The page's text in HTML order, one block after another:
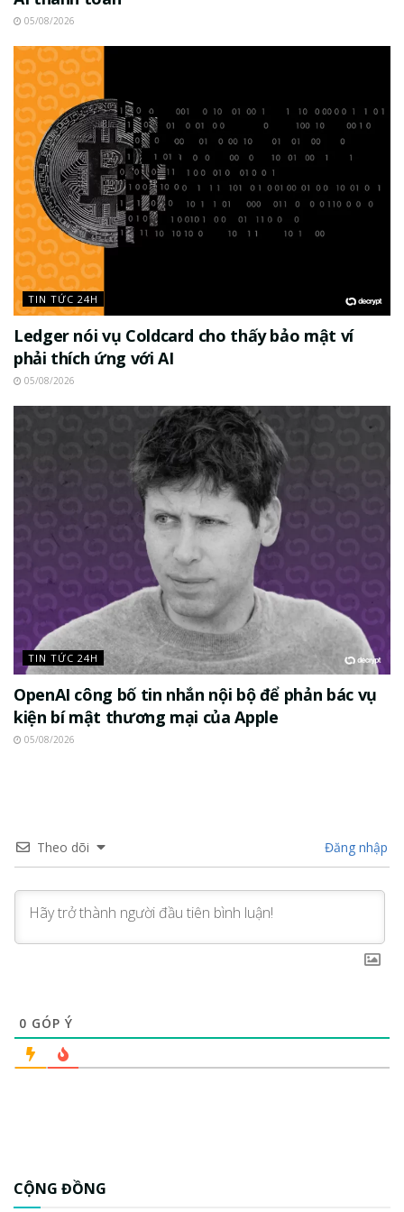
05/08/2026
TIN TỨC 24H
Ledger nói vụ Coldcard cho thấy bảo mật ví
phải thích ứng với AI
05/08/2026
TIN TỨC 24H
OpenAI công bố tin nhắn nội bộ để phản bác vụ
kiện bí mật thương mại của Apple
05/08/2026
Theo dõi Đăng nhập
0 GÓP Ý
CỘNG ĐỒNG